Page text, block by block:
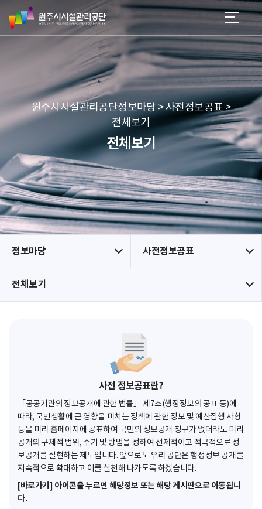
네
본문 바로가기
메뉴 바로가기
원
주
시
리
공
단
원주시시설관리공단정보마당 > 사전정보공표 >
전체보기
전체보기
정보마당 사전정보공표
전체보기
사전 정보공표란?
「공공기관의 정보공개에 관한 법률」 제7조(행정정보의 공표 등)에
따라, 국민생활에 큰 영향을 미치는 정책에 관한 정보 및 예산집행 사항
등을 미리 홈페이지에 공표하여 국민의 정보공개 청구가 없더라도 미리
공개의 구체적 범위, 주기 및 방법을 정하여 선제적이고 적극적으로 정
보공개를 실현하는 제도입니다. 앞으로도 우리 공단은 행정정보 공개를
지속적으로 확대하고 이를 실천해 나가도록 하겠습니다.
[바로가기] 아이콘을 누르면 해당정보 또는 해당 게시판으로 이동됩니
다.